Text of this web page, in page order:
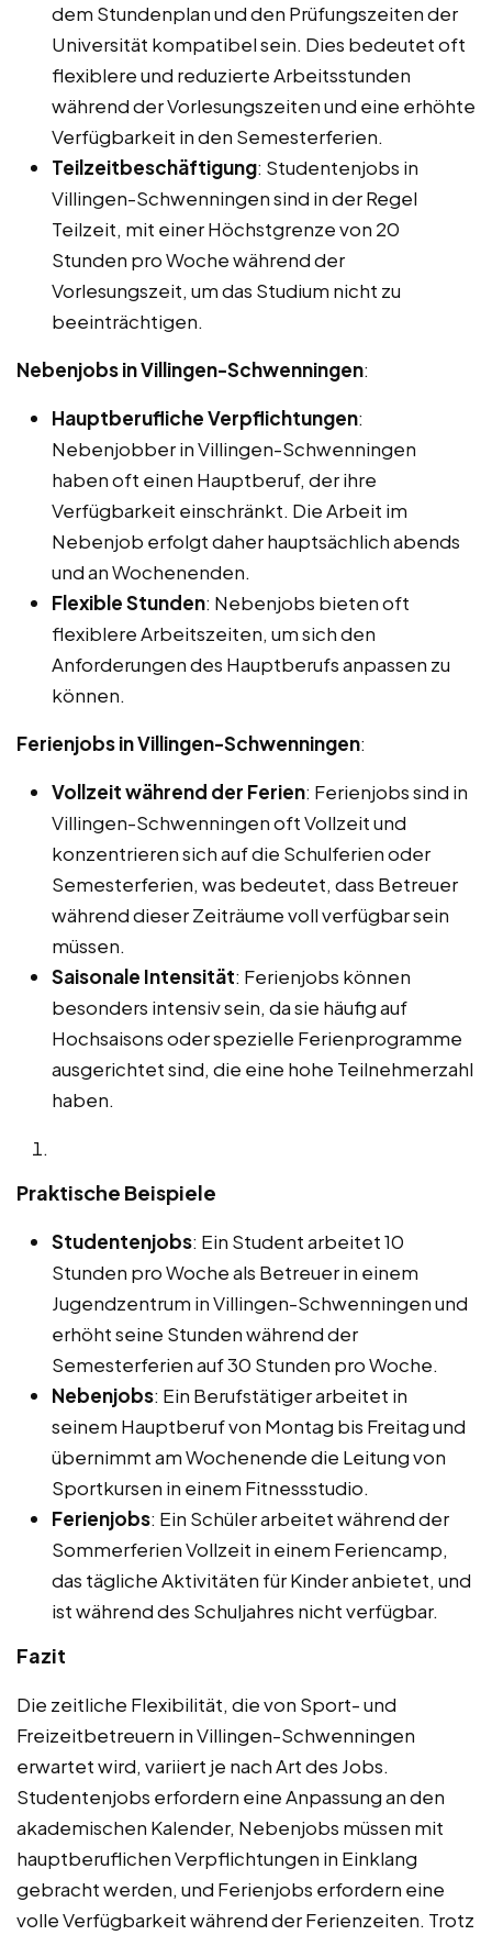
dem Stundenplan und den Prüfungszeiten der
Universität kompatibel sein. Dies bedeutet oft
flexiblere und reduzierte Arbeitsstunden
während der Vorlesungszeiten und eine erhöhte
Verfügbarkeit in den Semesterferien.
Teilzeitbeschäftigung: Studentenjobs in
Villingen-Schwenningen sind in der Regel
Teilzeit, mit einer Höchstgrenze von 20
Stunden pro Woche während der
Vorlesungszeit, um das Studium nicht zu
beeinträchtigen.
Nebenjobs in Villingen-Schwenningen:
Hauptberufliche Verpflichtungen:
Nebenjobber in Villingen-Schwenningen
haben oft einen Hauptberuf, der ihre
Verfügbarkeit einschränkt. Die Arbeit im
Nebenjob erfolgt daher hauptsächlich abends
und an Wochenenden.
Flexible Stunden: Nebenjobs bieten oft
flexiblere Arbeitszeiten, um sich den
Anforderungen des Hauptberufs anpassen zu
können.
Ferienjobs in Villingen-Schwenningen:
Vollzeit während der Ferien: Ferienjobs sind in
Villingen-Schwenningen oft Vollzeit und
konzentrieren sich auf die Schulferien oder
Semesterferien, was bedeutet, dass Betreuer
während dieser Zeiträume voll verfügbar sein
müssen.
Saisonale Intensität: Ferienjobs können
besonders intensiv sein, da sie häufig auf
Hochsaisons oder spezielle Ferienprogramme
ausgerichtet sind, die eine hohe Teilnehmerzahl
haben.
Praktische Beispiele
Studentenjobs: Ein Student arbeitet 10
Stunden pro Woche als Betreuer in einem
Jugendzentrum in Villingen-Schwenningen und
erhöht seine Stunden während der
Semesterferien auf 30 Stunden pro Woche.
Nebenjobs: Ein Berufstätiger arbeitet in
seinem Hauptberuf von Montag bis Freitag und
übernimmt am Wochenende die Leitung von
Sportkursen in einem Fitnessstudio.
Ferienjobs: Ein Schüler arbeitet während der
Sommerferien Vollzeit in einem Feriencamp,
das tägliche Aktivitäten für Kinder anbietet, und
ist während des Schuljahres nicht verfügbar.
Fazit
Die zeitliche Flexibilität, die von Sport- und
Freizeitbetreuern in Villingen-Schwenningen
erwartet wird, variiert je nach Art des Jobs.
Studentenjobs erfordern eine Anpassung an den
akademischen Kalender, Nebenjobs müssen mit
hauptberuflichen Verpflichtungen in Einklang
gebracht werden, und Ferienjobs erfordern eine
volle Verfügbarkeit während der Ferienzeiten. Trotz